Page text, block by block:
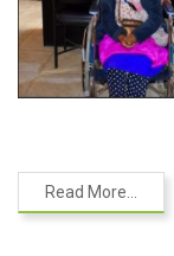
Read More...